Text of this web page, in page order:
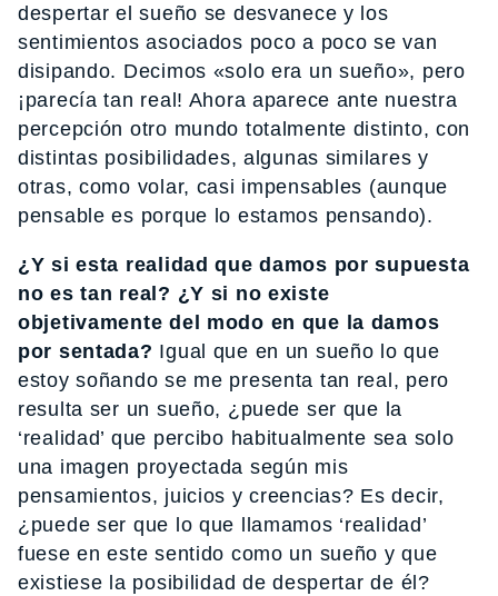
despertar el sueño se desvanece y los
sentimientos asociados poco a poco se van
disipando. Decimos «solo era un sueño», pero
¡parecía tan real! Ahora aparece ante nuestra
percepción otro mundo totalmente distinto, con
distintas posibilidades, algunas similares y
otras, como volar, casi impensables (aunque
pensable es porque lo estamos pensando).
¿Y si esta realidad que damos por supuesta
no es tan real? ¿Y si no existe
objetivamente del modo en que la damos
por sentada? Igual que en un sueño lo que
estoy soñando se me presenta tan real, pero
resulta ser un sueño, ¿puede ser que la
‘realidad’ que percibo habitualmente sea solo
una imagen proyectada según mis
pensamientos, juicios y creencias? Es decir,
¿puede ser que lo que llamamos ‘realidad’
fuese en este sentido como un sueño y que
existiese la posibilidad de despertar de él?